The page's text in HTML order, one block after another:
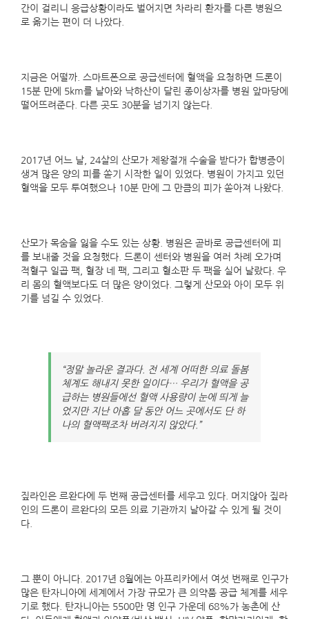
간이 걸리니 응급상황이라도 벌어지면 차라리 환자를 다른 병원으
로 옮기는 편이 더 나았다.
지금은 어떨까. 스마트폰으로 공급센터에 혈액을 요청하면 드론이
15분 만에 5km를 날아와 낙하산이 달린 종이상자를 병원 앞마당에
떨어뜨려준다. 다른 곳도 30분을 넘기지 않는다.
2017년 어느 날, 24살의 산모가 제왕절개 수술을 받다가 합병증이
생겨 많은 양의 피를 쏟기 시작한 일이 있었다. 병원이 가지고 있던
혈액을 모두 투여했으나 10분 만에 그 만큼의 피가 쏟아져 나왔다.
산모가 목숨을 잃을 수도 있는 상황. 병원은 곧바로 공급센터에 피
를 보내줄 것을 요청했다. 드론이 센터와 병원을 여러 차례 오가며
적혈구 일곱 팩, 혈장 네 팩, 그리고 혈소판 두 팩을 실어 날랐다. 우
리 몸의 혈액보다도 더 많은 양이었다. 그렇게 산모와 아이 모두 위
기를 넘길 수 있었다.
“정말 놀라운 결과다. 전 세계 어떠한 의료 돌봄
체계도 해내지 못한 일이다… 우리가 혈액을 공
급하는 병원들에선 혈액 사용량이 눈에 띄게 늘
었지만 지난 아홉 달 동안 어느 곳에서도 단 하
나의 혈액팩조차 버려지지 않았다.”
짚라인은 르완다에 두 번째 공급센터를 세우고 있다. 머지않아 짚라
인의 드론이 르완다의 모든 의료 기관까지 날아갈 수 있게 될 것이
다.
그 뿐이 아니다. 2017년 8월에는 아프리카에서 여섯 번째로 인구가
많은 탄자니아에 세계에서 가장 규모가 큰 의약품 공급 체계를 세우
기로 했다. 탄자니아는 5500만 명 인구 가운데 68%가 농촌에 산